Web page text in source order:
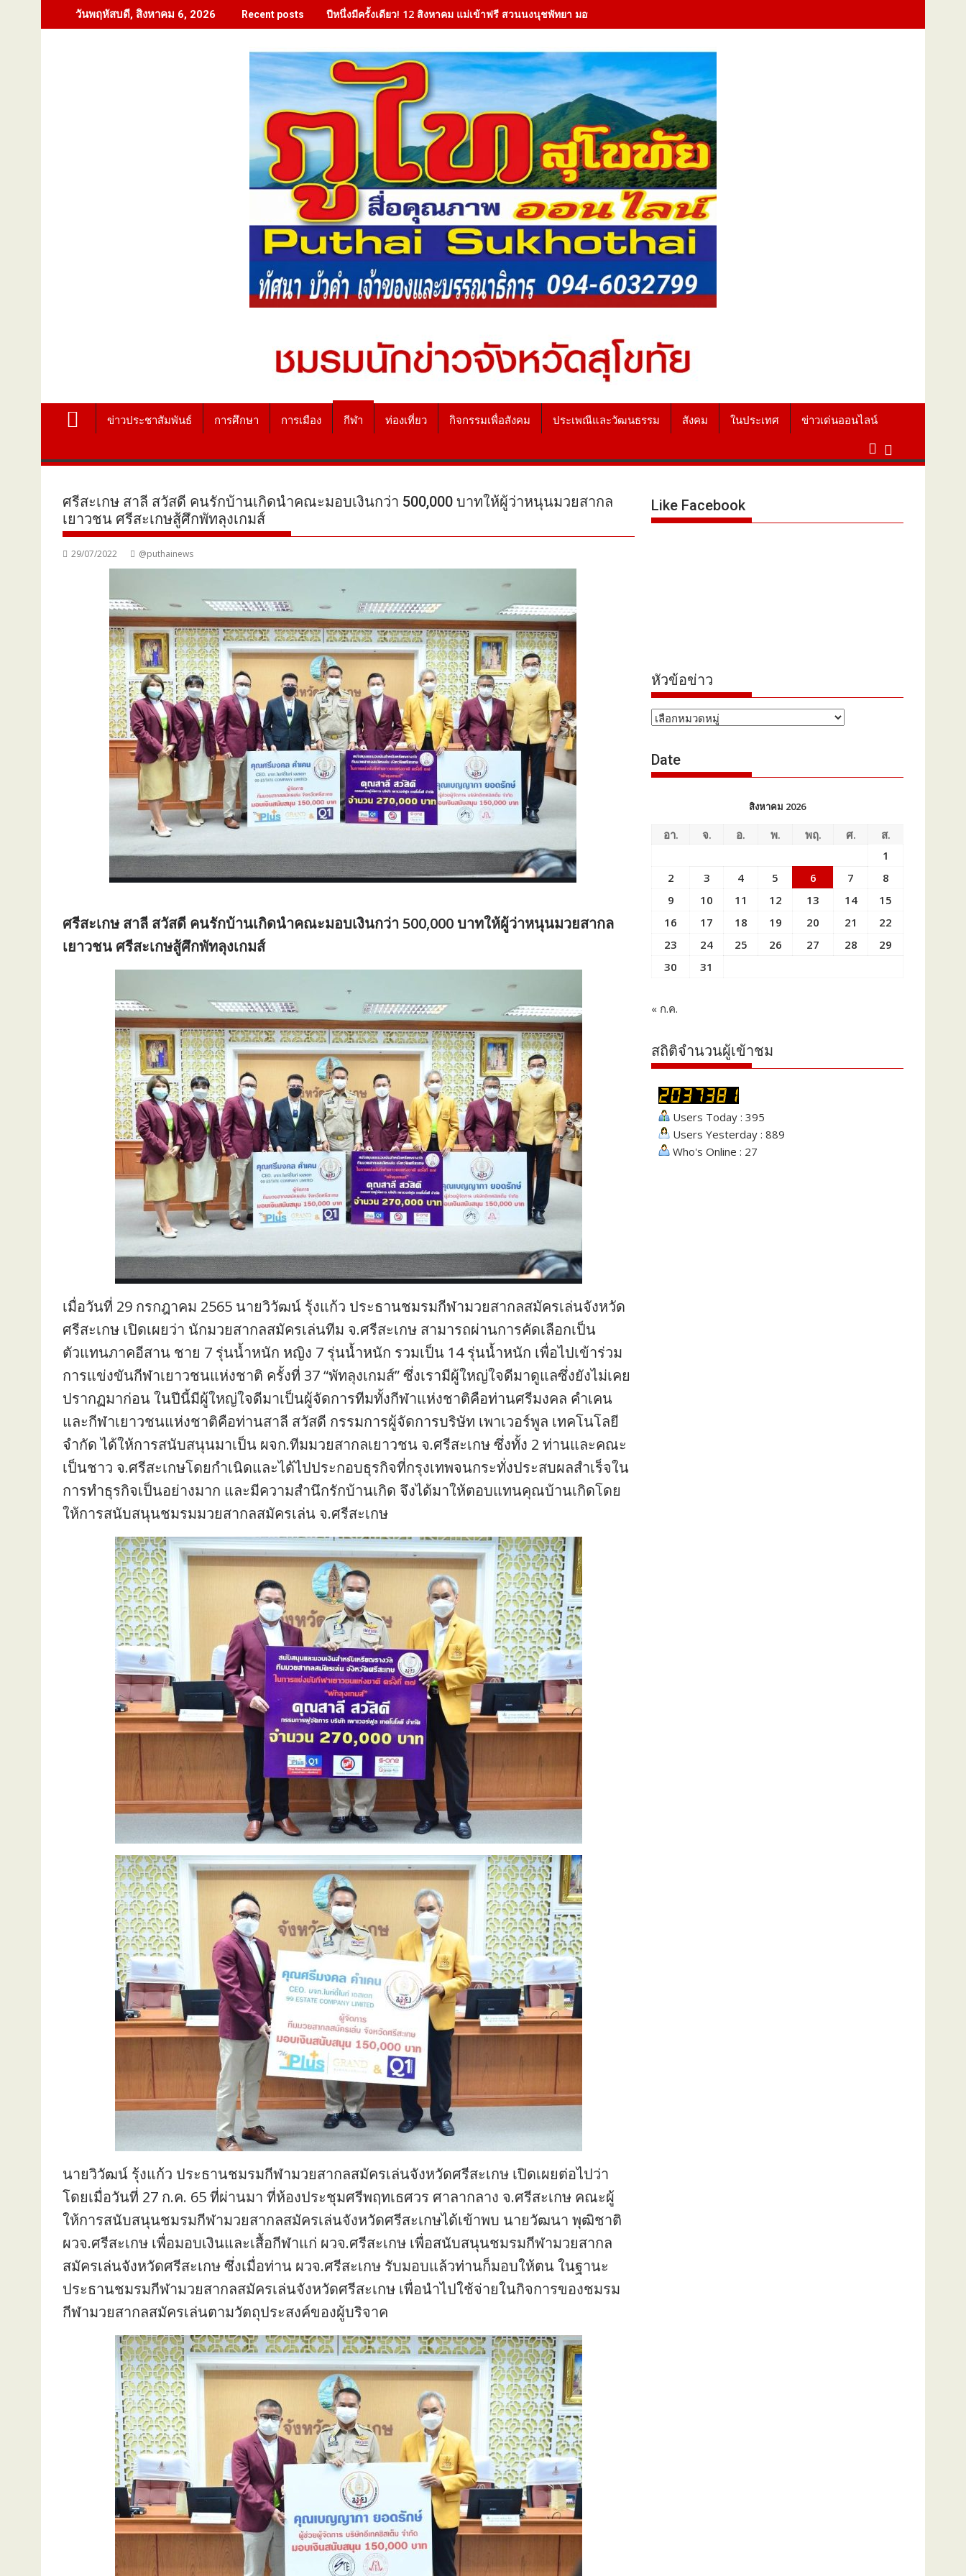
to
วันพฤหัสบดี, สิงหาคม 6, 2026 Recent posts ปีหนึ่งมีครั้งเดียว! 12 สิงหาคม แม่เข้าฟรี สวนนงนุชพัทยา มอบของขวัญวันแม่แห่งชาติ แทนคำว่ารัก ชวนลูกพาแม่เที่ยว
ข่าวประชาสัมพันธ์ การศึกษา การเมือง กีฬา ท่องเที่ยว กิจกรรมเพื่อสังคม ประเพณีและวัฒนธรรม สังคม ในประเทศ ข่าวเด่นออนไลน์
ศรีสะเกษ สาลี สวัสดี คนรักบ้านเกิดนำคณะมอบเงินกว่า 500,000 บาทให้ผู้ว่าหนุนมวยสากล
เยาวชน ศรีสะเกษสู้ศึกพัทลุงเกมส์
29/07/2022 @puthainews
ศรีสะเกษ สาลี สวัสดี คนรักบ้านเกิดนำคณะมอบเงินกว่า 500,000 บาทให้ผู้ว่าหนุนมวยสากล
เยาวชน ศรีสะเกษสู้ศึกพัทลุงเกมส์
เมื่อวันที่ 29 กรกฎาคม 2565 นายวิวัฒน์ รุ้งแก้ว ประธานชมรมกีฬามวยสากลสมัครเล่นจังหวัด
ศรีสะเกษ เปิดเผยว่า นักมวยสากลสมัครเล่นทีม จ.ศรีสะเกษ สามารถผ่านการคัดเลือกเป็น
ตัวแทนภาคอีสาน ชาย 7 รุ่นน้ำหนัก หญิง 7 รุ่นน้ำหนัก รวมเป็น 14 รุ่นน้ำหนัก เพื่อไปเข้าร่วม
การแข่งขันกีฬาเยาวชนแห่งชาติ ครั้งที่ 37 “พัทลุงเกมส์” ซึ่งเรามีผู้ใหญ่ใจดีมาดูแลซึ่งยังไม่เคย
ปรากฏมาก่อน ในปีนี้มีผู้ใหญ่ใจดีมาเป็นผู้จัดการทีมทั้งกีฬาแห่งชาติคือท่านศรีมงคล คำเคน
และกีฬาเยาวชนแห่งชาติคือท่านสาลี สวัสดี กรรมการผู้จัดการบริษัท เพาเวอร์พูล เทคโนโลยี
จำกัด ได้ให้การสนับสนุนมาเป็น ผจก.ทีมมวยสากลเยาวชน จ.ศรีสะเกษ ซึ่งทั้ง 2 ท่านและคณะ
เป็นชาว จ.ศรีสะเกษโดยกำเนิดและได้ไปประกอบธุรกิจที่กรุงเทพจนกระทั่งประสบผลสำเร็จใน
การทำธุรกิจเป็นอย่างมาก และมีความสำนึกรักบ้านเกิด จึงได้มาให้ตอบแทนคุณบ้านเกิดโดย
ให้การสนับสนุนชมรมมวยสากลสมัครเล่น จ.ศรีสะเกษ
นายวิวัฒน์ รุ้งแก้ว ประธานชมรมกีฬามวยสากลสมัครเล่นจังหวัดศรีสะเกษ เปิดเผยต่อไปว่า
โดยเมื่อวันที่ 27 ก.ค. 65 ที่ผ่านมา ที่ห้องประชุมศรีพฤทเธศวร ศาลากลาง จ.ศรีสะเกษ คณะผู้
ให้การสนับสนุนชมรมกีฬามวยสากลสมัครเล่นจังหวัดศรีสะเกษได้เข้าพบ นายวัฒนา พุฒิชาติ
ผวจ.ศรีสะเกษ เพื่อมอบเงินและเสื้อกีฬาแก่ ผวจ.ศรีสะเกษ เพื่อสนับสนุนชมรมกีฬามวยสากล
สมัครเล่นจังหวัดศรีสะเกษ ซึ่งเมื่อท่าน ผวจ.ศรีสะเกษ รับมอบแล้วท่านก็มอบให้ตน ในฐานะ
ประธานชมรมกีฬามวยสากลสมัครเล่นจังหวัดศรีสะเกษ เพื่อนำไปใช้จ่ายในกิจการของชมรม
กีฬามวยสากลสมัครเล่นตามวัตถุประสงค์ของผู้บริจาค
Like Facebook
หัวข้อข่าว
หัวข้อ
Date
สิงหาคม 2026
อา. จ. อ. พ. พฤ. ศ.
ส.
1
2
3 4 5 6 7
8
9
10 11 12 13 14
15
16
17 18 19 20 21
22
23
24 25 26 27 28
29
30
31
« ก.ค.
สถิติจำนวนผู้เข้าชม
Users Today : 395
Users Yesterday : 889
Who's Online : 27